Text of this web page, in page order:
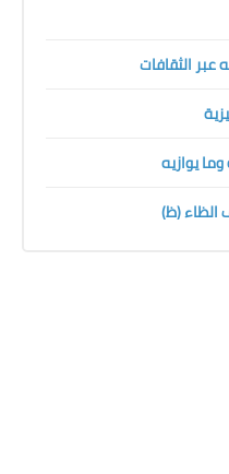
الثقافات
يوازيه
الظاء (ظ)